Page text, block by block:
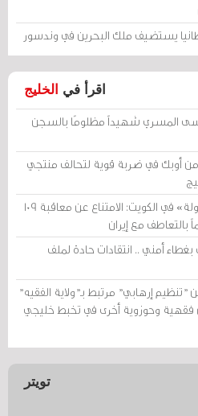
يستضيف ملك البحرين في وندسور
اقرأ في الخليج
المسري شهيداً مظلومًا بالسجن
أوبك في ضربة قوية لتحالف منتجي
محكمة «أمن الدولة» في الكويت: الامتناع عن معاقبة 109
أمني .. انتقادات حادة لملف
"تنظيم إرهابي" مرتبط بـ"ولاية الفقيه"
وحوزوية أخرى في تخبط خليجي
تويتر